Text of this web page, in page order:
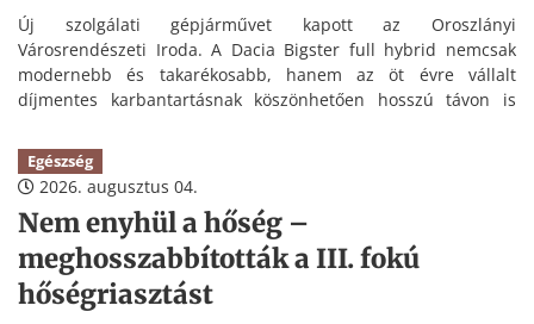
Új szolgálati gépjárművet kapott az Oroszlányi
Városrendészeti Iroda. A Dacia Bigster full hybrid nemcsak
modernebb és takarékosabb, hanem az öt évre vállalt
díjmentes karbantartásnak köszönhetően hosszú távon is
Egészség
2026. augusztus 04.
Nem enyhül a hőség –
meghosszabbították a III. fokú
hőségriasztást